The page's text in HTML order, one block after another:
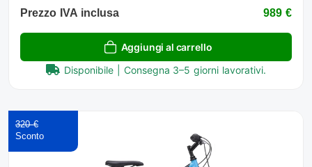
Prezzo IVA inclusa 989 €
Aggiungi al carrello
Disponibile | Consegna 3–5 giorni lavorativi.
320 €